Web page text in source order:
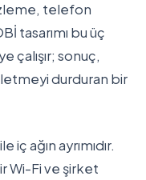
telefon
tasarımı bu üç
çalışır; sonuç,
durduran bir
ağın ayrımıdır.
Wi-Fi ve şirket